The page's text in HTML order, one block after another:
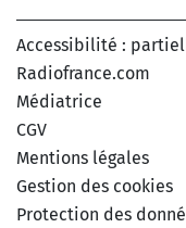
Accessibilité :
Radiofrance.com
Médiatrice
CGV
Mentions légales
Gestion des cookies
Protection des